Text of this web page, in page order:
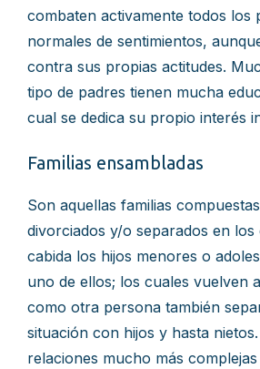
combaten activamente todos los
normales de sentimientos,
contra sus propias actitudes.
tipo de padres tienen mucha
cual se dedica su propio interés
Familias ensambladas
Son aquellas familias
divorciados y/o separados en los
cabida los hijos menores o
uno de ellos; los cuales vuelven
como otra persona también
situación con hijos y hasta
relaciones mucho más